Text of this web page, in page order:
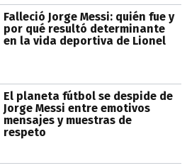
Falleció Jorge Messi: quién fue y
por qué resultó determinante
en la vida deportiva de Lionel
El planeta fútbol se despide de
Jorge Messi entre emotivos
mensajes y muestras de
respeto